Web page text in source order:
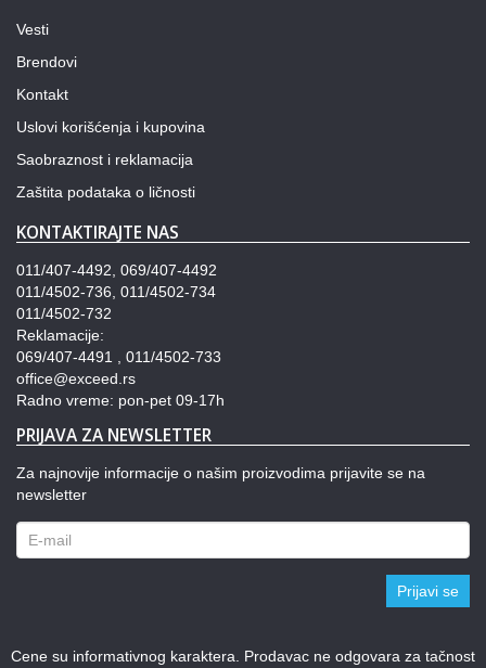
Vesti
Brendovi
Kontakt
Uslovi korišćenja i kupovina
Saobraznost i reklamacija
Zaštita podataka o ličnosti
KONTAKTIRAJTE NAS
011/407-4492, 069/407-4492
011/4502-736, 011/4502-734
011/4502-732
Reklamacije:
069/407-4491 , 011/4502-733
office@exceed.rs
Radno vreme: pon-pet 09-17h
PRIJAVA ZA NEWSLETTER
Za najnovije informacije o našim proizvodima prijavite se na
newsletter
Prijavi se
Cene su informativnog karaktera. Prodavac ne odgovara za tačnost